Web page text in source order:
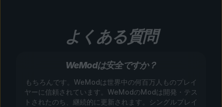
よくある質問
WeModは安全ですか？
もちろんです。WeModは世界中の何百万人ものプレイ
ヤーに信頼されています。WeModのModは開発・テス
トされたのち、継続的に更新されます。シングルプレイ